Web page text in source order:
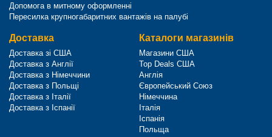
Допомога в митному оформленні
Пересилка крупногабаритних вантажів на палубі
Доставка
Доставка зі США
Доставка з Англії
Доставка з Німеччини
Доставка з Польщі
Доставка з Італії
Доставка з Іспанії
Каталоги магазинів
Магазини США
Top Deals США
Англія
Європейський Союз
Німеччина
Італія
Іспанія
Польща